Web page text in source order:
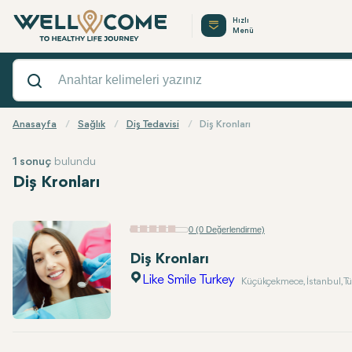
Hızlı
Menü
Anasayfa Sağlık Diş Tedavisi Diş Kronları
Diş Kronları
1 sonuç bulundu
0 (0 Değerlendirme)
Diş Kronları
Like Smile Turkey Küçükçekmece, İstanbul,